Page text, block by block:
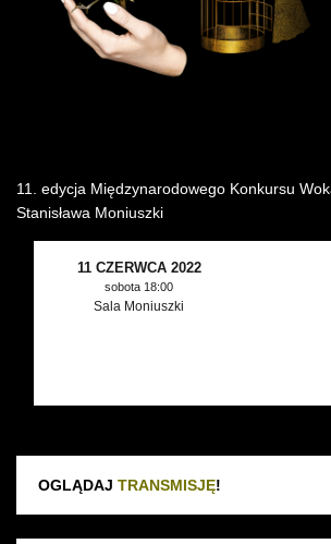
Wynajem kostiumów
Wynajem rekwizytów
Dotacje celowe
11. edycja Międzynarodowego Konkursu
Stanisława Moniuszki
11 CZERWCA 2022
sobota 18:00
Sala Moniuszki
OGLĄDAJ TRANSMISJĘ!